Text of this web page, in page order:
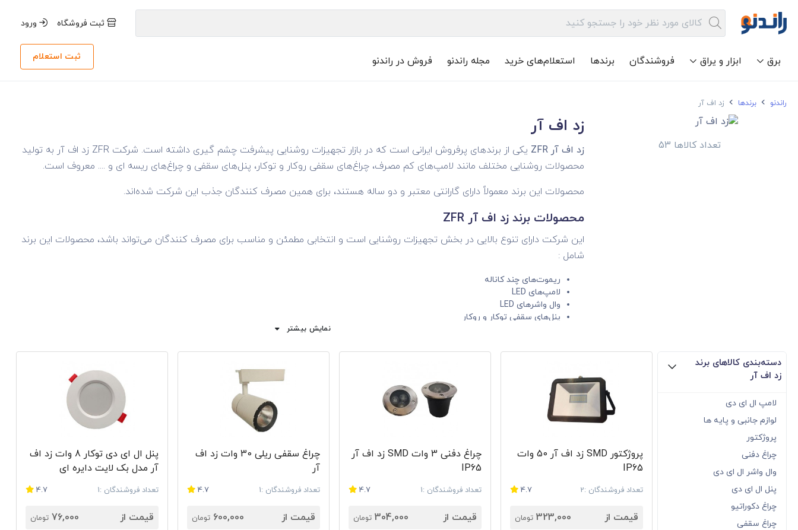
ثبت فروشگاه ورود
برق ابزار و یراق فروشندگان برندها استعلام‌های خرید مجله راندنو فروش در راندنو ثبت استعلام
راندنو برندها زد اف آر
تعداد کالاها 53
زد اف آر
زد اف آر ZFR
یکی از برندهای پرفروش ایرانی است که در بازار تجهیزات روشنایی پیشرفت چشم گیری داشته است. شرکت ZFR زد اف آر به تولید
محصولات روشنایی مختلف مانند لامپ‌های کم مصرف، چراغ‌های سقفی روکار و توکار، پنل‌های سقفی و چراغ‌های ریسه ای و .... معروف است.
محصولات این برند معمولاً دارای گارانتی معتبر و دو ساله هستند، برای همین مصرف کنندگان جذب این شرکت شده‌اند.
محصولات برند زد اف آر ZFR
این شرکت دارای تنوع بالایی در بخش تجهیزات روشنایی است و انتخابی مطمئن و مناسب برای مصرف کنندگان می‌تواند باشد، محصولات این برند
شامل :
ریموت‌های چند کاناله
لامپ‌های LED
وال واشرهای LED
پنل‌های سقفی توکار و روکار
لامپ هالوژن ZFR
حباب لامپ‌ها
کیفیت ساخت تمامی محصولات برند زد اف آر بسیار عالی و مطمئن است و طول عمر بالایی دارند .
اگر به دنبال تجهیزات روشنایی، هالوژن‌های ZFR و لامپ‌های ال ای دی مطمئن و قیمت مناسب هستید، محصولات زد اف آر می‌تواند انتخاب
هوشمندانه‌ای باشد که در سایت راندنو میتوانید محصولات این برند را از فروشندگان معتبر خریداری کنید.
نمایش بیشتر
دسته‌بندی کالاهای برند
زد اف آر
لامپ ال ای دی
لوازم جانبی و پایه ها
پروژکتور
چراغ دفنی
وال واشر ال ای دی
پنل ال ای دی
چراغ دکوراتیو
چراغ سقفی
پروژکتور SMD زد اف آر 50 وات
IP65
تعداد فروشندگان :2 4.7
قیمت از 323,000 تومان
چراغ دفنی 3 وات SMD زد اف آر
IP65
تعداد فروشندگان :1 4.7
قیمت از 304,000 تومان
چراغ سقفی ریلی 30 وات زد اف
آر
تعداد فروشندگان :1 4.7
قیمت از 600,000 تومان
پنل ال ای دی توکار 8 وات زد اف
آر مدل بک لایت دایره ای
تعداد فروشندگان :1 4.7
قیمت از 76,000 تومان